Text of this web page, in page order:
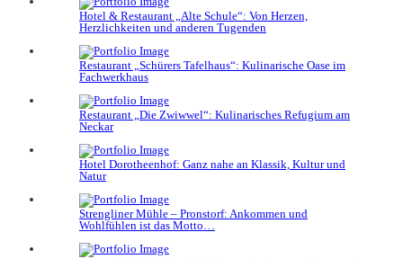
Hotel & Restaurant „Alte Schule“: Von Herzen,
Herzlichkeiten und anderen Tugenden
Restaurant „Schürers Tafelhaus“: Kulinarische Oase im
Fachwerkhaus
Restaurant „Die Zwiwwel“: Kulinarisches Refugium am
Neckar
Hotel Dorotheenhof: Ganz nahe an Klassik, Kultur und
Natur
Strengliner Mühle – Pronstorf: Ankommen und
Wohlfühlen ist das Motto…